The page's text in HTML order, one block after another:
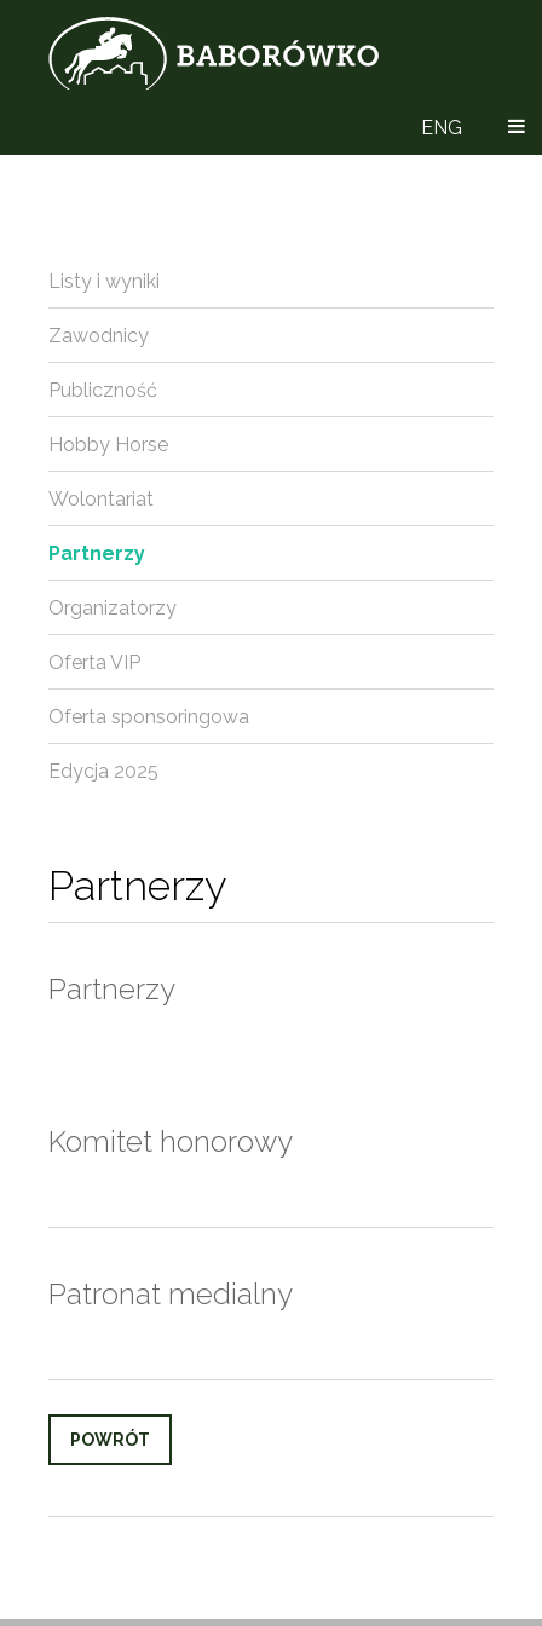
ENG
Partnerzy
Partnerzy
Komitet honorowy
Patronat medialny
POWRÓT
Listy i wyniki
Zawodnicy
Publiczność
Hobby Horse
Wolontariat
Partnerzy
Organizatorzy
Oferta VIP
Oferta sponsoringowa
Edycja 2025